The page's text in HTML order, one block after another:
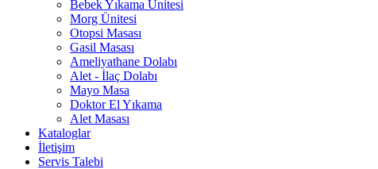
Bebek Yıkama Ünitesi
Morg Ünitesi
Otopsi Masası
Gasil Masası
Ameliyathane Dolabı
Alet - İlaç Dolabı
Mayo Masa
Doktor El Yıkama
Alet Masası
Kataloglar
İletişim
Servis Talebi